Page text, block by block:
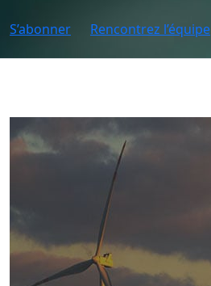
S’abonner Rencontrez l’équipe